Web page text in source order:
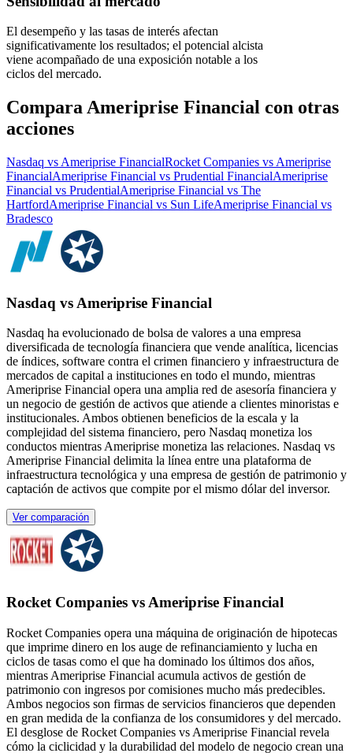
El desempeño y las tasas de interés afectan
significativamente los resultados; el potencial alcista
viene acompañado de una exposición notable a los
ciclos del mercado.
Compara Ameriprise Financial con otras
acciones
Nasdaq vs Ameriprise FinancialRocket Companies vs Ameriprise
FinancialAmeriprise Financial vs Prudential FinancialAmeriprise
Financial vs PrudentialAmeriprise Financial vs The
HartfordAmeriprise Financial vs Sun LifeAmeriprise Financial vs
Bradesco
Nasdaq vs Ameriprise Financial
Nasdaq ha evolucionado de bolsa de valores a una empresa
diversificada de tecnología financiera que vende analítica, licencias
de índices, software contra el crimen financiero y infraestructura de
mercados de capital a instituciones en todo el mundo, mientras
Ameriprise Financial opera una amplia red de asesoría financiera y
un negocio de gestión de activos que atiende a clientes minoristas e
institucionales. Ambos obtienen beneficios de la escala y la
complejidad del sistema financiero, pero Nasdaq monetiza los
conductos mientras Ameriprise monetiza las relaciones. Nasdaq vs
Ameriprise Financial delimita la línea entre una plataforma de
infraestructura tecnológica y una empresa de gestión de patrimonio y
captación de activos que compite por el mismo dólar del inversor.
Ver comparación
Rocket Companies vs Ameriprise Financial
Rocket Companies opera una máquina de originación de hipotecas
que imprime dinero en los auge de refinanciamiento y lucha en
ciclos de tasas como el que ha dominado los últimos dos años,
mientras Ameriprise Financial acumula activos de gestión de
patrimonio con ingresos por comisiones mucho más predecibles.
Ambos negocios son firmas de servicios financieros que dependen
en gran medida de la confianza de los consumidores y del mercado.
El desglose de Rocket Companies vs Ameriprise Financial revela
cómo la ciclicidad y la durabilidad del modelo de negocio crean una